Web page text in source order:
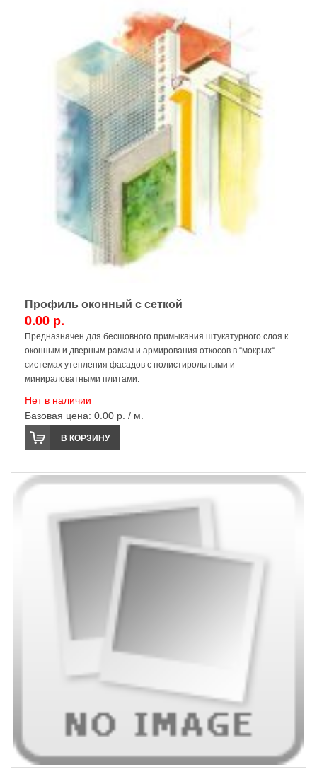
Профиль оконный с сеткой
0.00 р.
Предназначен для бесшовного примыкания штукатурного слоя к
оконным и дверным рамам и армирования откосов в “мокрых“
системах утепления фасадов с полистирольными и
минираловатными плитами.
Нет в наличии
Базовая цена: 0.00 р. / м.
В КОРЗИНУ